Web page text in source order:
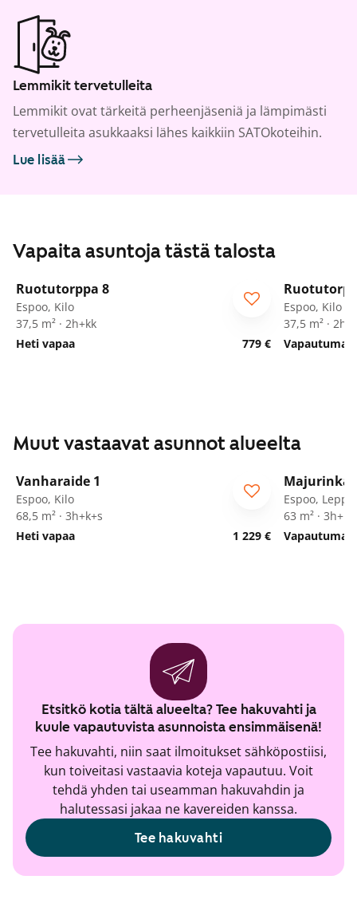
Lemmikit tervetulleita
Lemmikit ovat tärkeitä perheenjäseniä ja lämpimästi
tervetulleita asukkaaksi lähes kaikkiin SATOkoteihin.
Lue lisää
Vapaita asuntoja tästä talosta
/19
ARA
Ruotutorppa 8
Espoo, Kilo
37,5 m² · 2h+kk
Heti vapaa
779 €
ARA
Espoo, Kilo
37,5 m² ·
Muut vastaavat asunnot alueelta
Vanharaide 1
Espoo, Kilo
68,5 m² · 3h+k+s
Heti vapaa
1 229 €
Espoo,
63 m² ·
Etsitkö kotia tältä alueelta? Tee hakuvahti ja
kuule vapautuvista asunnoista ensimmäisenä!
Tee hakuvahti, niin saat ilmoitukset sähköpostiisi,
kun toiveitasi vastaavia koteja vapautuu. Voit
tehdä yhden tai useamman hakuvahdin ja
halutessasi jakaa ne kavereiden kanssa.
Tee hakuvahti